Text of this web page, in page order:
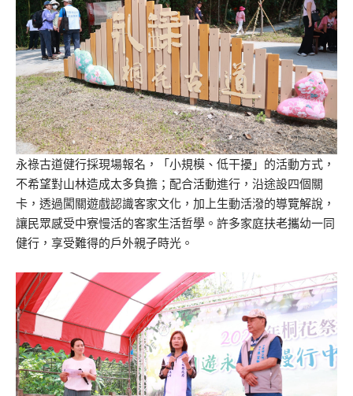
永祿古道健行採現場報名，「小規模、低干擾」的活動方式，
不希望對山林造成太多負擔；配合活動進行，沿途設四個關
卡，透過闖關遊戲認識客家文化，加上生動活潑的導覽解說，
讓民眾感受中寮慢活的客家生活哲學。許多家庭扶老攜幼一同
健行，享受難得的戶外親子時光。